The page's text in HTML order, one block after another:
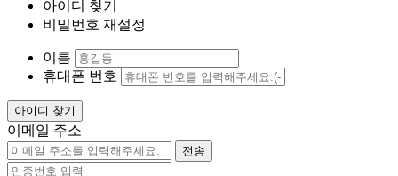
아이디 찾기
비밀번호 재설정
이름
휴대폰 번호
이메일 주소